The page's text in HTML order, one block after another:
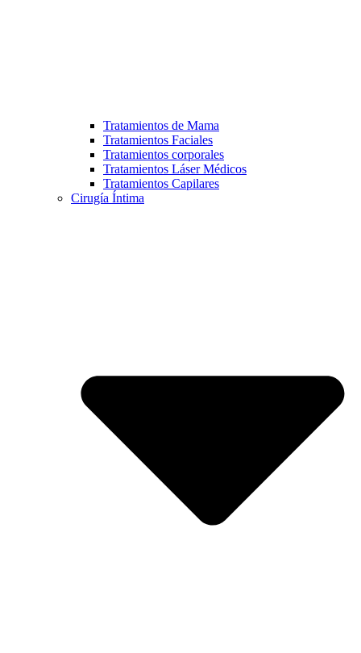
Tratamientos de Mama
Tratamientos Faciales
Tratamientos corporales
Tratamientos Láser Médicos
Tratamientos Capilares
Cirugía Íntima